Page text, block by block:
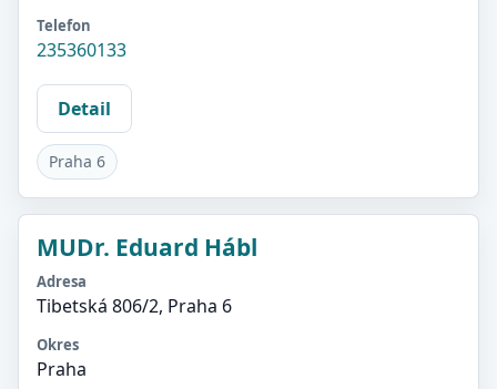
Telefon
235360133
Detail
Praha 6
MUDr. Eduard Hábl
Adresa
Tibetská 806/2, Praha 6
Okres
Praha